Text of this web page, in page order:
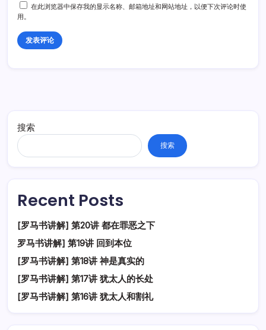
在此浏览器中保存我的显示名称、邮箱地址和网站地址，以便下次评论时使
用。
搜索
搜索
Recent Posts
[罗马书讲解] 第20讲 都在罪恶之下
罗马书讲解] 第19讲 回到本位
[罗马书讲解] 第18讲 神是真实的
[罗马书讲解] 第17讲 犹太人的长处
[罗马书讲解] 第16讲 犹太人和割礼